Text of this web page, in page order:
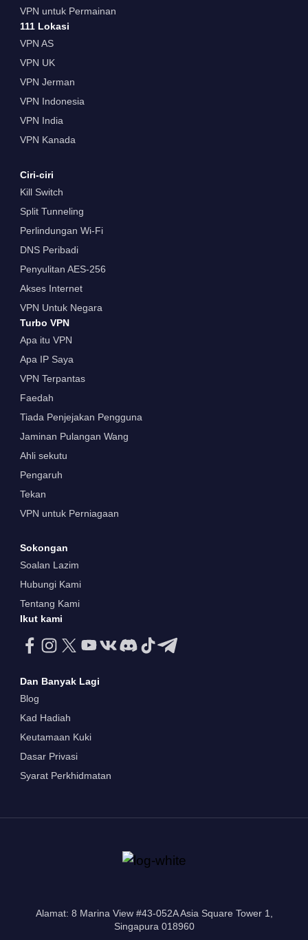
VPN untuk Permainan
111 Lokasi
VPN AS
VPN UK
VPN Jerman
VPN Indonesia
VPN India
VPN Kanada
Ciri-ciri
Kill Switch
Split Tunneling
Perlindungan Wi-Fi
DNS Peribadi
Penyulitan AES-256
Akses Internet
VPN Untuk Negara
Turbo VPN
Apa itu VPN
Apa IP Saya
VPN Terpantas
Faedah
Tiada Penjejakan Pengguna
Jaminan Pulangan Wang
Ahli sekutu
Pengaruh
Tekan
VPN untuk Perniagaan
Sokongan
Soalan Lazim
Hubungi Kami
Tentang Kami
Ikut kami
Dan Banyak Lagi
Blog
Kad Hadiah
Keutamaan Kuki
Dasar Privasi
Syarat Perkhidmatan
Alamat: 8 Marina View #43-052A Asia Square Tower 1,
Singapura 018960